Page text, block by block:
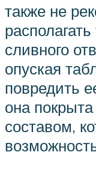
также не
сливного
опуская
повредить
она
составом,